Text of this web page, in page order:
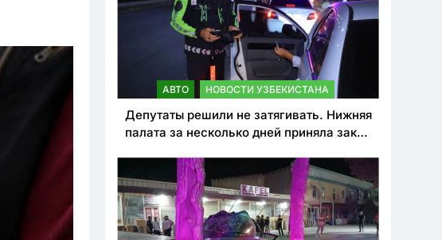
АВТО НОВОСТИ УЗБЕКИСТАНА
Депутаты решили не затягивать. Нижняя
палата за несколько дней приняла закон
нарушителей ПДД